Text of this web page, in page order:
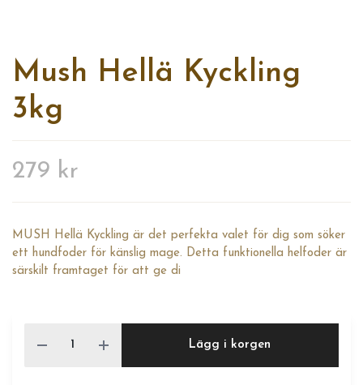
Mush Hellä Kyckling
3kg
279 kr
MUSH Hellä Kyckling är det perfekta valet för dig som söker
ett hundfoder för känslig mage. Detta funktionella helfoder är
särskilt framtaget för att ge di
Lägg i korgen